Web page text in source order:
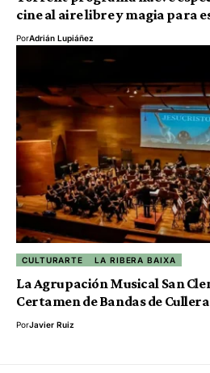
cine al aire libre y magia para
PorAdrián Lupiáñez
CULTURARTE LA RIBERA BAIXA
La Agrupación Musical San
Certamen de Bandas de Cullera
PorJavier Ruiz